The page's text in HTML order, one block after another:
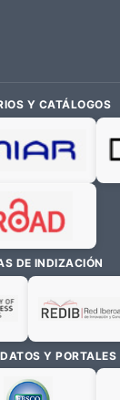
Y CATÁLOGOS
DE INDIZACIÓN
Y PORTALES